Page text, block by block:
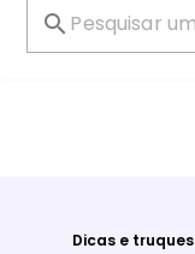
Dicas e truques